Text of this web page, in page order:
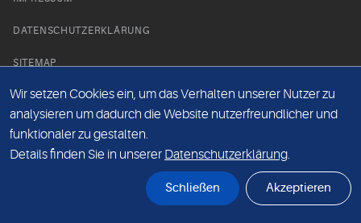
DATENSCHUTZERKLÄRUNG
SITEMAP
NEWS PARTNER
Wir setzen Cookies ein, um das Verhalten unserer Nutzer zu
analysieren um dadurch die Website nutzerfreundlicher und
funktionaler zu gestalten.
Details finden Sie in unserer Datenschutzerklärung.
Schließen Akzeptieren